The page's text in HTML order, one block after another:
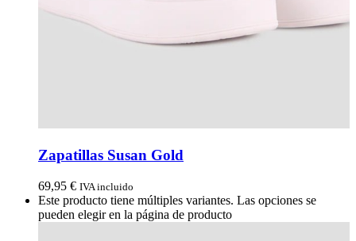
Zapatillas Susan Gold
69,95 € IVA incluido
Este producto tiene múltiples variantes. Las opciones se
pueden elegir en la página de producto